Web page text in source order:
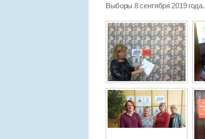
Выборы 8 сентября 2019